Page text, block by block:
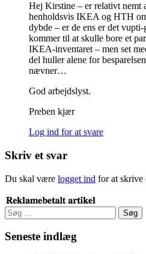
Hej Kirstine – er relativt nemt
henholdsvis IKEA og HTH
dybde – er de ens er det
kommer til at skulle bore et
IKEA-inventaret – men set
del huller alene for
nævner…
God arbejdslyst.
Preben kjær
Log ind for at svare
Skriv et svar
Du skal være logget ind for at skrive
Søg
efter:
Seneste indlæg